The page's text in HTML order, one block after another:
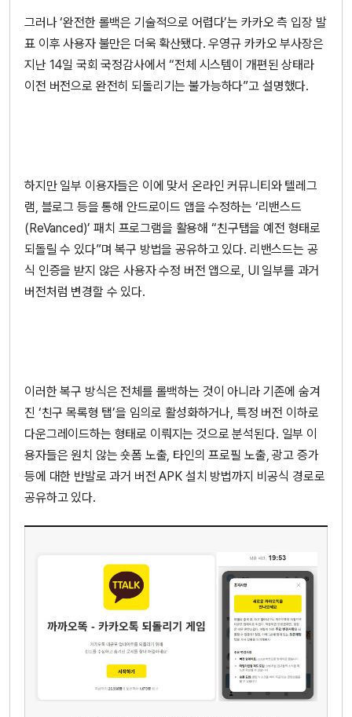
그러나 ‘완전한 롤백은 기술적으로 어렵다’는 카카오 측 입장 발
표 이후 사용자 불만은 더욱 확산됐다. 우영규 카카오 부사장은
지난 14일 국회 국정감사에서 “전체 시스템이 개편된 상태라
이전 버전으로 완전히 되돌리기는 불가능하다”고 설명했다.
하지만 일부 이용자들은 이에 맞서 온라인 커뮤니티와 텔레그
램, 블로그 등을 통해 안드로이드 앱을 수정하는 ‘리밴스드
(ReVanced)’ 패치 프로그램을 활용해 “친구탭을 예전 형태로
되돌릴 수 있다”며 복구 방법을 공유하고 있다. 리밴스드는 공
식 인증을 받지 않은 사용자 수정 버전 앱으로, UI 일부를 과거
버전처럼 변경할 수 있다.
이러한 복구 방식은 전체를 롤백하는 것이 아니라 기존에 숨겨
진 ‘친구 목록형 탭’을 임의로 활성화하거나, 특정 버전 이하로
다운그레이드하는 형태로 이뤄지는 것으로 분석된다. 일부 이
용자들은 원치 않는 숏폼 노출, 타인의 프로필 노출, 광고 증가
등에 대한 반발로 과거 버전 APK 설치 방법까지 비공식 경로로
공유하고 있다.